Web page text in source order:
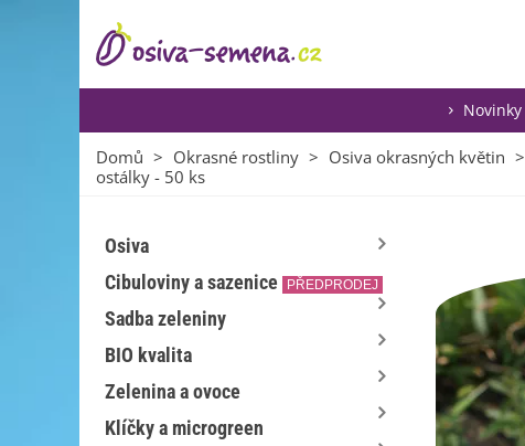
Novinky
Domů > Okrasné rostliny > Osiva okrasných květin >
ostálky - 50 ks
Osiva
Cibuloviny a sazenice
PŘEDPRODEJ
Sadba zeleniny
BIO kvalita
Zelenina a ovoce
Klíčky a microgreen